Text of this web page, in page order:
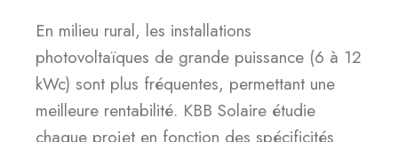
En milieu rural, les installations
photovoltaïques de grande puissance (6 à 12
kWc) sont plus fréquentes, permettant une
meilleure rentabilité. KBB Solaire étudie
chaque projet en fonction des spécificités